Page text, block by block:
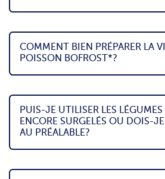
COMMENT BIEN PRÉPARER LA
POISSON BOFROST*?
PUIS-JE UTILISER LES
ENCORE SURGELÉS OU DOIS-
AU PRÉALABLE?